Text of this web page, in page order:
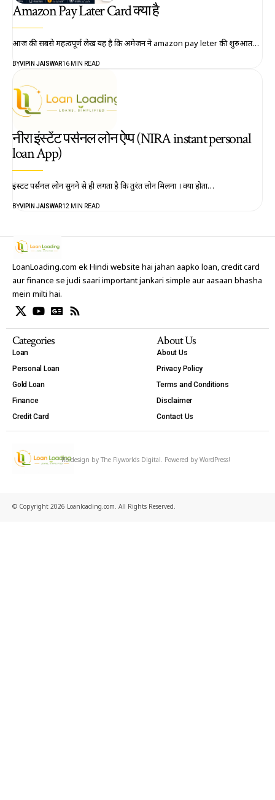
Amazon Pay Later Card क्या है
आज की सबसे महत्वपूर्ण लेख यह है कि अमेजन ने amazon pay leter की शुरुआत…
BYVIPIN JAISWAR16 MIN READ
नीरा इंस्टेंट पर्सनल लोन ऐप्प (NIRA instant personal
loan App)
इंस्टेंट पर्सनल लोन सुनने से ही लगता है कि तुरंत लोन मिलना । क्या होता…
BYVIPIN JAISWAR12 MIN READ
LoanLoading.com ek Hindi website hai jahan aapko loan, credit card
aur finance se judi saari important jankari simple aur aasaan bhasha
mein milti hai.
Categories
Loan
Personal Loan
Gold Loan
Finance
Credit Card
About Us
About Us
Privacy Policy
Terms and Conditions
Disclaimer
Contact Us
Re-design byThe Flyworlds Digital. Powered by WordPress!
© Copyright 2026 Loanloading.com. All Rights Reserved.